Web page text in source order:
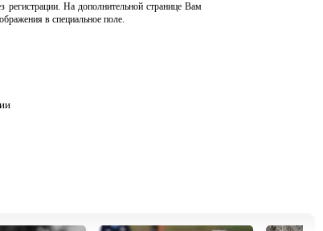
регистрации. На дополнительной странице Вам
в специальное поле.